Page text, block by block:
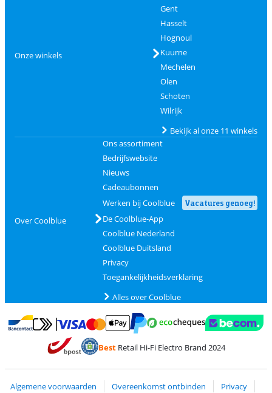
Onze winkels
Gent
Hasselt
Hognoul
Kuurne
Mechelen
Olen
Schoten
Wilrijk
Bekijk al onze 11 winkels
Over Coolblue
Ons assortiment
Bedrijfswebsite
Nieuws
Cadeaubonnen
Werken bij Coolblue
Vacatures genoeg!
De Coolblue-App
Coolblue Nederland
Coolblue Duitsland
Privacy
Toegankelijkheidsverklaring
Alles over Coolblue
Betalen met Bancontact
Betalen met MasterCard en Visa via ClickToPay
Betalen met PayPal
BestRetail Hi-Fi Electro Brand 2024
Algemene voorwaarden Overeenkomst ontbinden
Privacy